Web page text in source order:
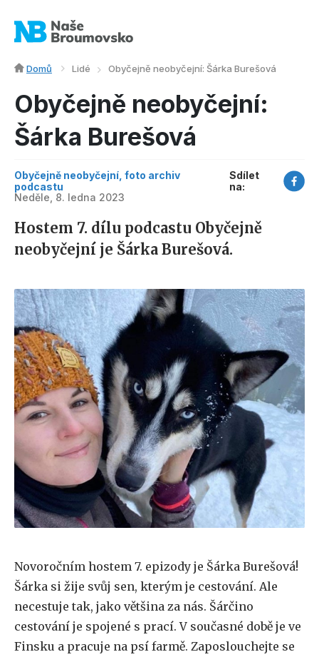
Domů Lidé Obyčejně neobyčejní: Šárka Burešová
Obyčejně neobyčejní:
Šárka Burešová
Obyčejně neobyčejní, foto archiv
podcastu
Neděle, 8. ledna 2023
Sdílet
na:
Hostem 7. dílu podcastu Obyčejně
neobyčejní je Šárka Burešová.
Novoročním hostem 7. epizody je Šárka Burešová!
Šárka si žije svůj sen, kterým je cestování. Ale
necestuje tak, jako většina za nás. Šárčino
cestování je spojené s prací. V současné době je ve
Finsku a pracuje na psí farmě. Zaposlouchejte se